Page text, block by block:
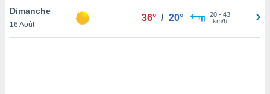
en
le
Dimanche
16 Août
36° / 20° 20- 43
km/h